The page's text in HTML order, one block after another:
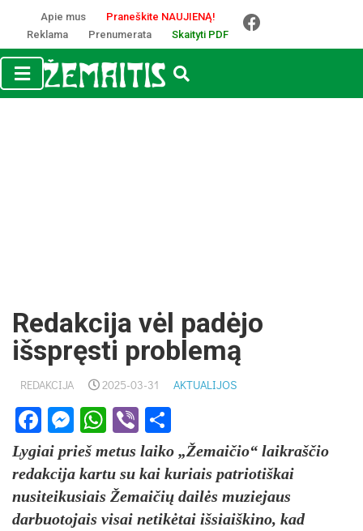
Apie mus
Praneškite NAUJIENĄ!
Reklama
Prenumerata Skaityti PDF
Redakcija vėl padėjo
išspręsti problemą
REDAKCIJA 2025-03-31 AKTUALIJOS
Facebook
Messenger
WhatsApp
Viber
Lygiai prieš metus laiko „Žemaičio“ laikraščio
redakcija kartu su kai kuriais patriotiškai
nusiteikusiais Žemaičių dailės muziejaus
darbuotojais visai netikėtai išsiaiškino, kad